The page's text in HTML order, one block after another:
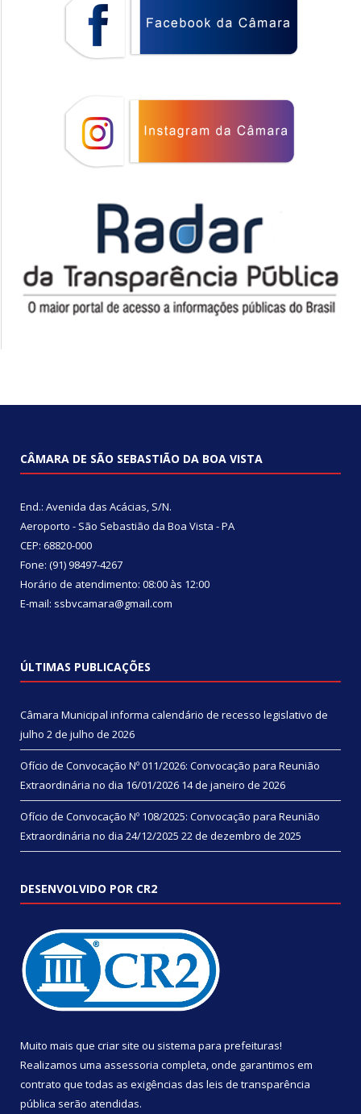
CÂMARA DE SÃO SEBASTIÃO DA BOA VISTA
End.: Avenida das Acácias, S/N.
Aeroporto - São Sebastião da Boa Vista - PA
CEP: 68820-000
Fone: (91) 98497-4267
Horário de atendimento: 08:00 às 12:00
E-mail: ssbvcamara@gmail.com
ÚLTIMAS PUBLICAÇÕES
Câmara Municipal informa calendário de recesso legislativo de
julho 2 de julho de 2026
Ofício de Convocação Nº 011/2026: Convocação para Reunião
Extraordinária no dia 16/01/2026 14 de janeiro de 2026
Ofício de Convocação Nº 108/2025: Convocação para Reunião
Extraordinária no dia 24/12/2025 22 de dezembro de 2025
DESENVOLVIDO POR CR2
Muito mais que criar site ou sistema para prefeituras!
Realizamos uma assessoria completa, onde garantimos em
contrato que todas as exigências das leis de transparência
pública serão atendidas.